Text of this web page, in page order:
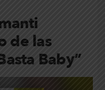
de las
Baby”